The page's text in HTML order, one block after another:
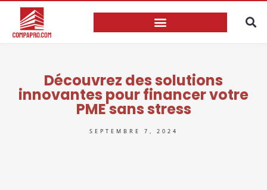
Découvrez des solutions
innovantes pour financer votre
PME sans stress
SEPTEMBRE 7, 2024